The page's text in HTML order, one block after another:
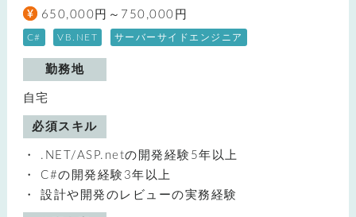
650,000円～750,000円
C# VB.NET サーバーサイドエンジニア
勤務地
自宅
必須スキル
.NET/ASP.netの開発経験5年以上
C#の開発経験3年以上
設計や開発のレビューの実務経験